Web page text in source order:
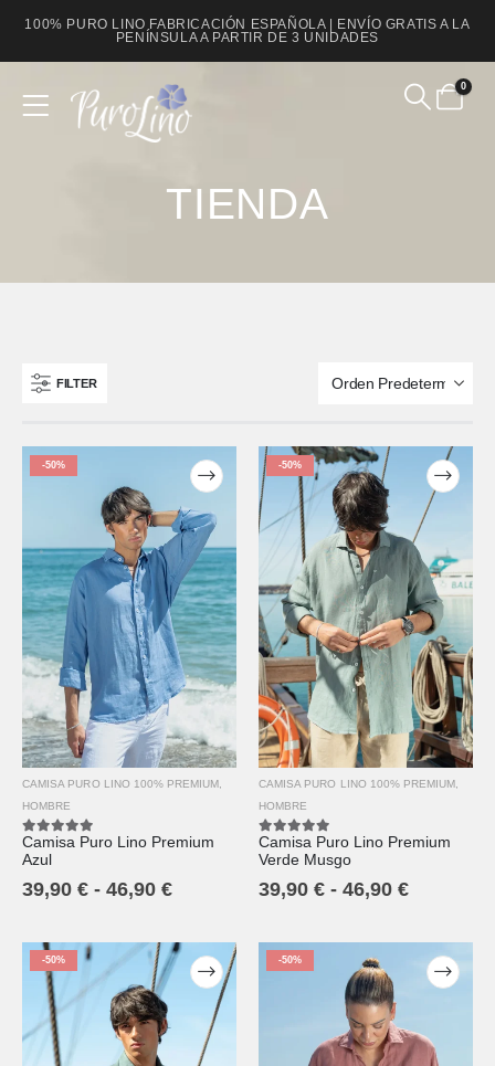
100% PURO LINO FABRICACIÓN ESPAÑOLA | ENVÍO GRATIS A LA
PENÍNSULA A PARTIR DE 3 UNIDADES
0
TIENDA
FILTER
-50%
CAMISA PURO LINO 100% PREMIUM,
HOMBRE
5.00out of 5
Camisa Puro Lino Premium
Azul
39,90 € - 46,90 €
-50%
CAMISA PURO LINO 100% PREMIUM,
HOMBRE
5.00out of 5
Camisa Puro Lino Premium
Verde Musgo
39,90 € - 46,90 €
-50% -50%